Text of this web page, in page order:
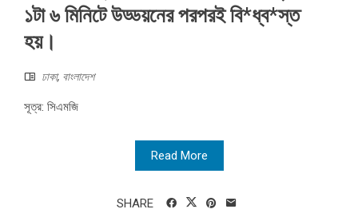
১টা ৬ মিনিটে উড্ডয়নের পরপরই বি*ধ্ব*স্ত
হয়।
ঢাকা, বাংলাদেশ
সূত্র: সিএমজি
Read More
SHARE